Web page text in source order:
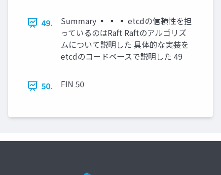
49.
Summary ▪ ▪ ▪ etcdの信頼性を担
っているのはRaft Raftのアルゴリズ
ムについて説明した 具体的な実装を
etcdのコードベースで説明した 49
50. FIN 50